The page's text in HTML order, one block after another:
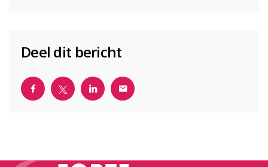
Deel dit bericht